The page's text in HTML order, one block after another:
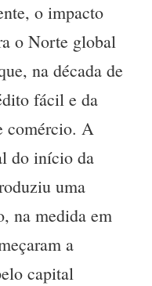
o impacto
o Norte global
na década de
fácil e da
comércio. A
do início da
uma
na medida em
a
capital